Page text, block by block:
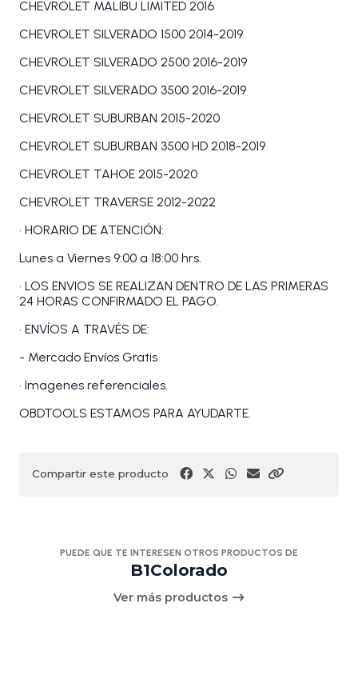
CHEVROLET MALIBU LIMITED 2016
CHEVROLET SILVERADO 1500 2014-2019
CHEVROLET SILVERADO 2500 2016-2019
CHEVROLET SILVERADO 3500 2016-2019
CHEVROLET SUBURBAN 2015-2020
CHEVROLET SUBURBAN 3500 HD 2018-2019
CHEVROLET TAHOE 2015-2020
CHEVROLET TRAVERSE 2012-2022
• HORARIO DE ATENCIÓN:
Lunes a Viernes 9:00 a 18:00 hrs.
• LOS ENVIOS SE REALIZAN DENTRO DE LAS PRIMERAS
24 HORAS CONFIRMADO EL PAGO.
• ENVÍOS A TRAVÉS DE:
- Mercado Envíos Gratis
• Imagenes referenciales.
OBDTOOLS ESTAMOS PARA AYUDARTE.
Compartir este producto
PUEDE QUE TE INTERESEN OTROS PRODUCTOS DE
B1Colorado
Ver más productos